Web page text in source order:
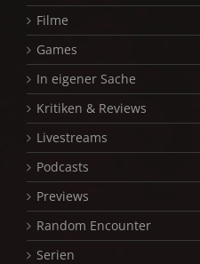
Filme
Games
In eigener Sache
Kritiken & Reviews
Livestreams
Podcasts
Previews
Random Encounter
Serien